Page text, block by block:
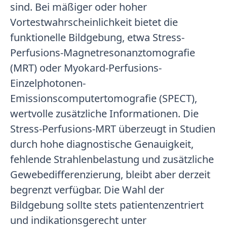
sind. Bei mäßiger oder hoher
Vortestwahrscheinlichkeit bietet die
funktionelle Bildgebung, etwa Stress-
Perfusions-Magnetresonanztomografie
(MRT) oder Myokard-Perfusions-
Einzelphotonen-
Emissionscomputertomografie (SPECT),
wertvolle zusätzliche Informationen. Die
Stress-Perfusions-MRT überzeugt in Studien
durch hohe diagnostische Genauigkeit,
fehlende Strahlenbelastung und zusätzliche
Gewebedifferenzierung, bleibt aber derzeit
begrenzt verfügbar. Die Wahl der
Bildgebung sollte stets patientenzentriert
und indikationsgerecht unter